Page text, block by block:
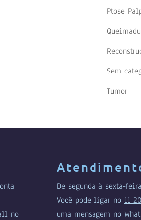
Ptose
Sem
Tumor
no
De segunda à sexta-
Você pode ligar no 11
uma mensagem no